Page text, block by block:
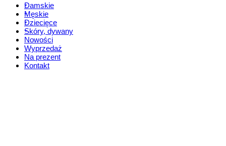
Damskie
Męskie
Dziecięce
Skóry, dywany
Nowości
Wyprzedaż
Na prezent
Kontakt